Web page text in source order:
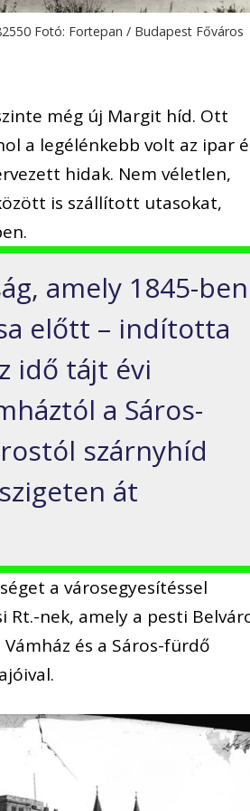
Fotó: Fortepan / Budapest Főváros
még új Margit híd. Ott
a legélénkebb volt az ipar
hidak. Nem véletlen,
is szállított utasokat,
amely 1845-ben
előtt – indította
idő tájt évi
a Sáros-
szárnyhíd
át
a városegyesítéssel
Rt.-nek, amely a pesti
és a Sáros-fürdő